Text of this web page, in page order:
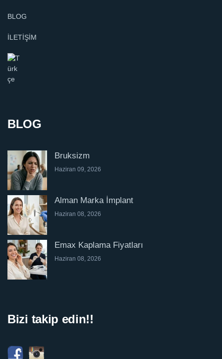
BLOG
İLETİŞİM
BLOG
Bruksizm
Haziran 09, 2026
Alman Marka İmplant
Haziran 08, 2026
Emax Kaplama Fiyatları
Haziran 08, 2026
Bizi takip edin!!